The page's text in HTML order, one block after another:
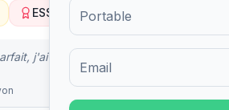
ESS Solidaire
j'ai trouvé un EHPAD en 5
Formulaire d'inscription pour